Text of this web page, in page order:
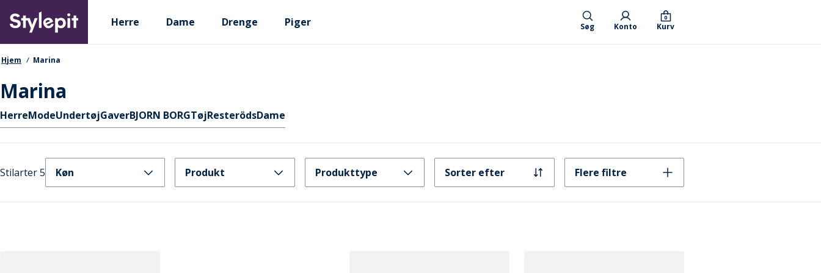
main
content
Primary departments
Herre Dame Drenge Piger Søg Konto Kurv
0
navigationssti
Hjem Marina
Marina
Hurtige links
HerreModeUndertøjGaverBJORN BORGTøjResterödsDame
Stilarter 5 Køn Produkt Produkttype Sorter efter Flere filtre